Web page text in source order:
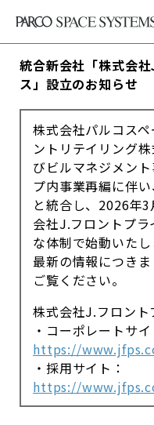
統合新会社「株式会
ス」設立のお知らせ
株式会社パルコス
ントリテイリング
びビルマネジメン
プ内事業再編に伴
と統合し、2026年
会社J.フロントプ
な体制で始動いたし
最新の情報につき
ご覧ください。
株式会社J.フロント
・コーポレートサイ
https://
・採用サイト：
https://